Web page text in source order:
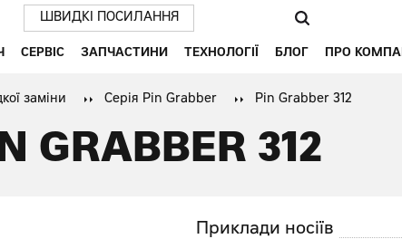
СЕРВІС ЗАПЧАСТИНИ ТЕХНОЛОГІЇ БЛОГ ПРО
ШВИДКІ ПОСИЛАННЯ
заміни Серія Pin Grabber Pin Grabber 312
GRABBER 312
Приклади носіїв